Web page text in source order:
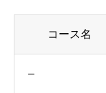
コース名
–